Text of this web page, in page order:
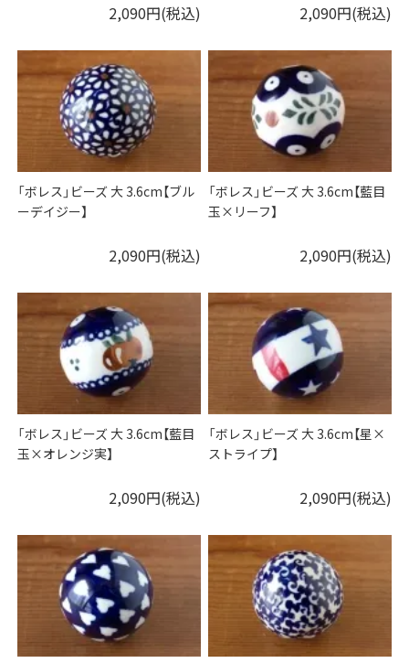
2,090円(税込) 2,090円(税込)
「ボレス」ビーズ 大 3.6cm【ブル
ーデイジー】
2,090円(税込)
「ボレス」ビーズ 大 3.6cm【藍目
玉×リーフ】
2,090円(税込)
「ボレス」ビーズ 大 3.6cm【藍目
玉×オレンジ実】
2,090円(税込)
「ボレス」ビーズ 大 3.6cm【星×
ストライプ】
2,090円(税込)